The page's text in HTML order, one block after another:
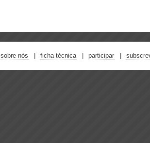
sobre nós ficha técnica participar